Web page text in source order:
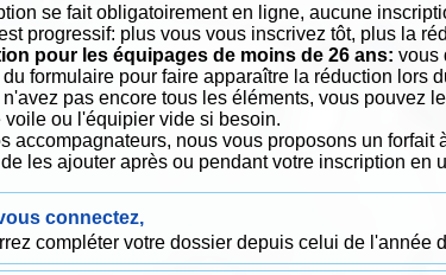
se fait obligatoirement en ligne, aucune
progressif: plus vous vous inscrivez tôt, plus la
pour les équipages de moins de 26 ans: vous
du formulaire pour faire apparaître la réduction lors
pas encore tous les éléments, vous pouvez
voile ou l'équipier vide si besoin.
accompagnateurs, nous vous proposons un
les ajouter après ou pendant votre inscription en
connectez,
compléter votre dossier depuis celui de l'année